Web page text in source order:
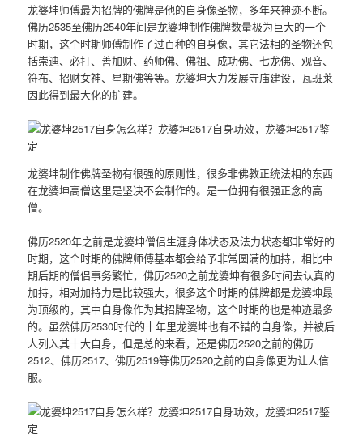
龙婆坤师傅最为招牌的佛牌是他的自身像圣物，多年来神迹不断。
佛历2535至佛历2540年间是龙婆坤制作佛牌数量极为巨大的一个
时期，这个时期师傅制作了过百种的自身像，其它法相的圣物还包
括崇迪、必打、善加财、药师佛、佛祖、成功佛、七龙佛、观音、
符布、招财女神、星期佛等等。龙婆坤大力发展寺庙建设，瓦班莱
因此得到最大化的扩建。
龙婆坤制作佛牌圣物有很强的原则性，很多非佛教正统法相的东西
在龙婆坤高僧这里是坚决不会制作的。是一位拥有很强正念的高
僧。
佛历2520年之前是龙婆坤僧侣生涯身体状态及法力状态都非常好的
时期，这个时期的佛牌师傅基本都会给予非常圆满的加持，相比中
期后期的僧侣事务繁忙，佛历2520之前龙婆坤有很多时间去认真的
加持，相对加持力是比较强大，很多这个时期的佛牌都是龙婆坤最
为顶级的，其中自身像作为其招牌圣物，这个时期的也是神迹最多
的。虽然佛历2530时代的十年里龙婆坤也有不错的自身像，并被后
人列入其十大自身，但是总的来看，还是佛历2520之前的佛历
2512、佛历2517、佛历2519等佛历2520之前的自身像更为让人信
服。